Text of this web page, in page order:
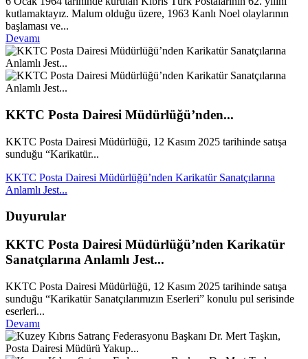
kutlamaktayız. Malum olduğu üzere, 1963 Kanlı Noel olaylarının
başlaması ve...
Devamı
KKTC Posta Dairesi Müdürlüğü’nden...
KKTC Posta Dairesi Müdürlüğü, 12 Kasım 2025 tarihinde satışa
sunduğu “Karikatür...
KKTC Posta Dairesi Müdürlüğü’nden Karikatür Sanatçılarına
Anlamlı Jest...
Duyurular
KKTC Posta Dairesi Müdürlüğü’nden Karikatür
Sanatçılarına Anlamlı Jest...
KKTC Posta Dairesi Müdürlüğü, 12 Kasım 2025 tarihinde satışa
sunduğu “Karikatür Sanatçılarımızın Eserleri” konulu pul serisinde
eserleri...
Devamı